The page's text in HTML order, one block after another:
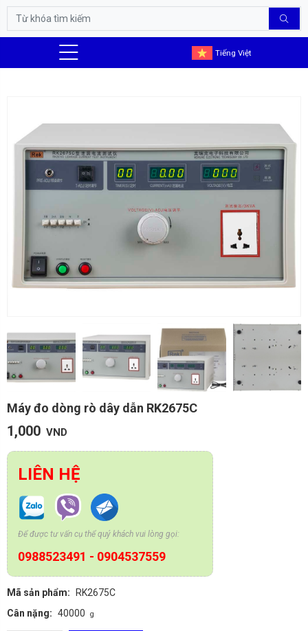
Tiếng Việt
Máy đo dòng rò dây dẫn RK2675C
1,000 VND
LIÊN HỆ
Để được tư vấn cụ thể quý khách vui lòng gọi:
0988523491 - 0904537559
Mã sản phẩm:
RK2675C
Cân nặng: 40000 g